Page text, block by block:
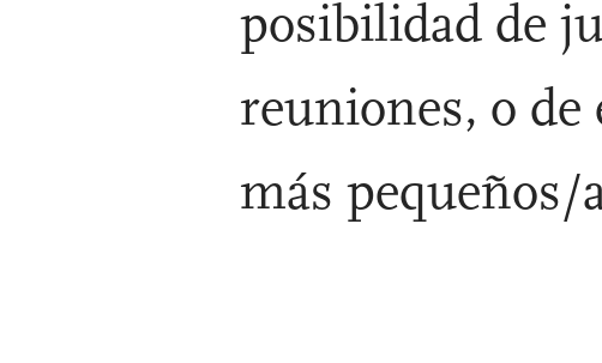
posibilidad de
reuniones, o de
más pequeños/